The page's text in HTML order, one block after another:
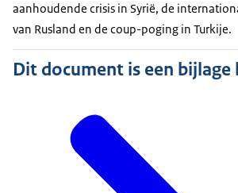
aanhoudende crisis in Syrië, de
van Rusland en de coup-poging in Turkije.
Dit document is een bijlage